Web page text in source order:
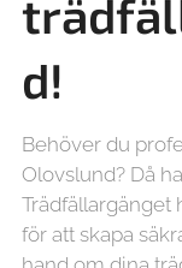
d!
Behöver du
Olovslund? Då
Trädfällargänget
för att skapa